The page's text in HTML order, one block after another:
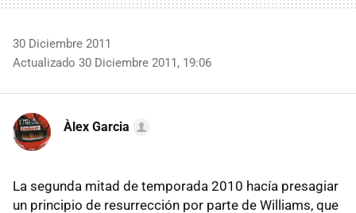
30 Diciembre 2011
Actualizado 30 Diciembre 2011, 19:06
Àlex Garcia
La segunda mitad de temporada 2010 hacía presagiar
un principio de resurrección por parte de Williams, que